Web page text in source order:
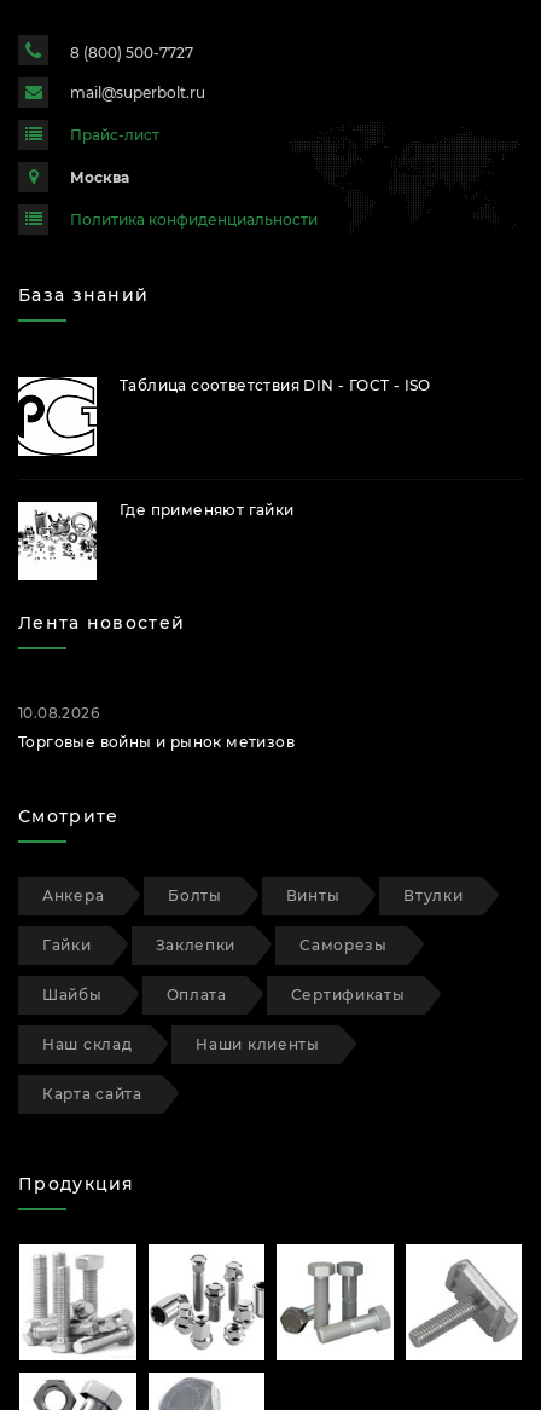
8 (800) 500-7727
mail@superbolt.ru
Прайс-лист
Москва
Политика конфиденциальности
База знаний
Таблица соответствия DIN - ГОСТ - ISO
Где применяют гайки
Лента новостей
10.08.2026
Торговые войны и рынок метизов
Смотрите
Анкера Болты Винты Втулки
Гайки Заклепки Саморезы
Шайбы Оплата Сертификаты
Наш склад Наши клиенты
Карта сайта
Продукция